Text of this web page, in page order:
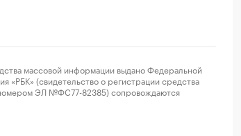
массовой информации выдано Федеральной
(свидетельство о регистрации средства
номером ЭЛ №ФС77-82385) сопровождаются